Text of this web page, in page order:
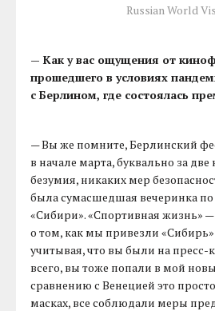
Russian World
— Как у вас ощущения от
прошедшего в условиях
с Берлином, где состоялась
— Вы же помните, Берлинский
в начале марта, буквально за две
безумия, никаких мер
была сумасшедшая вечеринка
«Сибири». «Спортивная жизнь» —
о том, как мы привезли «Сибирь»
учитывая, что вы были на пресс-
всего, вы тоже попали в мой
сравнению с Венецией это
масках, все соблюдали меры